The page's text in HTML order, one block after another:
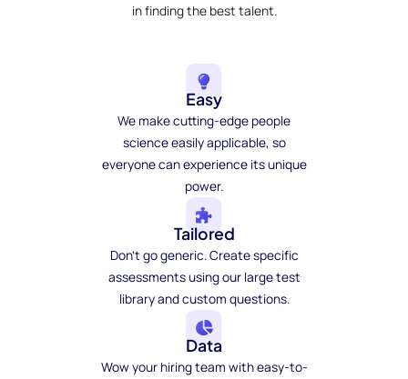
in finding the best talent.
Easy
We make cutting-edge people
science easily applicable, so
everyone can experience its unique
power.
Tailored
Don't go generic. Create specific
assessments using our large test
library and custom questions.
Data
Wow your hiring team with easy-to-